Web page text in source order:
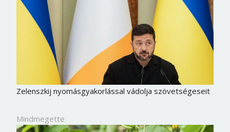
Zelenszkij nyomásgyakorlással vádolja szövetségeseit
Mindmegette